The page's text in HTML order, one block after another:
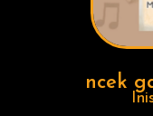
ncek